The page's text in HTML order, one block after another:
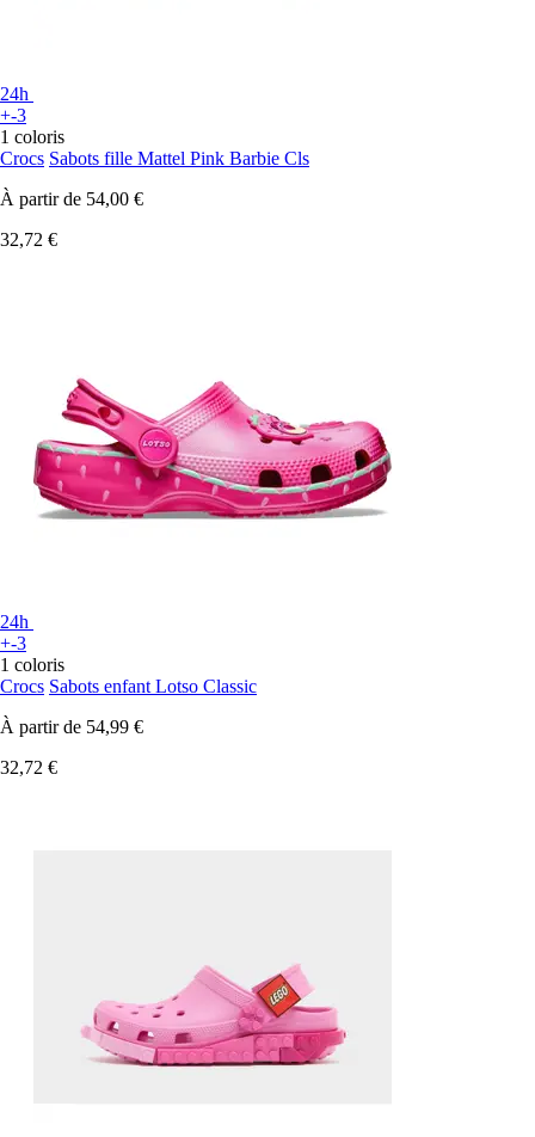
24h
+-3
1 coloris
Crocs Sabots fille Mattel Pink Barbie Cls
À partir de 54,00 €
32,72 €
24h
+-3
1 coloris
Crocs Sabots enfant Lotso Classic
À partir de 54,99 €
32,72 €